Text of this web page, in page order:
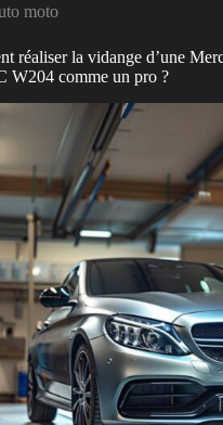
moto
réaliser la vidange d’une
W204 comme un pro ?